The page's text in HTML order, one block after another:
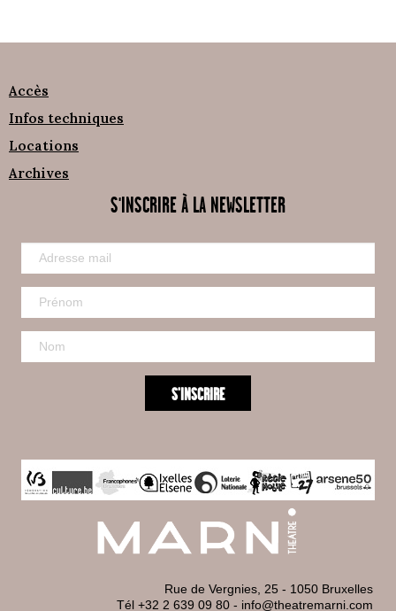
Accès
Infos techniques
Locations
Archives
S'INSCRIRE À LA NEWSLETTER
Rue de Vergnies, 25 - 1050 Bruxelles
Tél +32 2 639 09 80 - info@theatremarni.com